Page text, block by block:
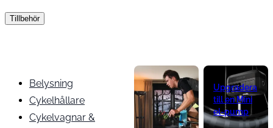
Tillbehör
Belysning
Cykelhållare
Cykelvagnar &
Upgradera
till en Mini
el-pump